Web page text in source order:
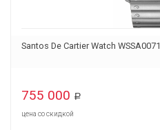
Santos De Cartier Watch WSSA0071
755 000 Р
цена со скидкой